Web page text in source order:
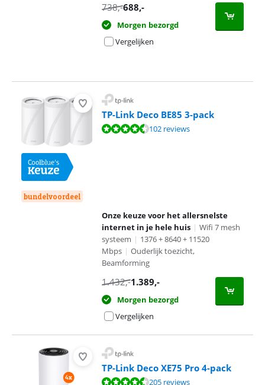
738,-688,-
Morgen bezorgd
Vergelijken
bundelvoordeel
TP-Link Deco BE85 3-pack
Beoordeling is 9,0 van de 10, gebaseerd op 102 reviews.
102 reviews
Onze keuze voor het allersnelste
internet in je hele huis | Wifi 7 mesh
systeem | 1376 + 8640 + 11520
Mbps | Ouderlijk toezicht,
Beamforming
1.432,-1.389,-
Morgen bezorgd
Vergelijken
TP-Link Deco XE75 Pro 4-pack
Beoordeling is 8,9 van de 10, gebaseerd op 205 reviews.
205 reviews